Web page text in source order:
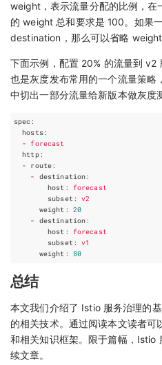
weight，表示流量分配的比例，
的 weight 总和要求是 100。如果
destination，那么可以省略 weight
下面示例，配置 20% 的流量到 v2
也是灰度发布常用的一个流量策略
中切出一部分流量给新版本做灰度
spec :
hosts:
- forecast
http:
-
route:
-
destination:
host :
forecast
subset :
v2
weight :
20
-
destination:
host :
forecast
subset :
v1
weight : 80
总结
本文我们介绍了 Istio 服务治理的
的相关技术。通过阅读本文读者
和相关知识框架。限于篇幅，Istio
续文章。